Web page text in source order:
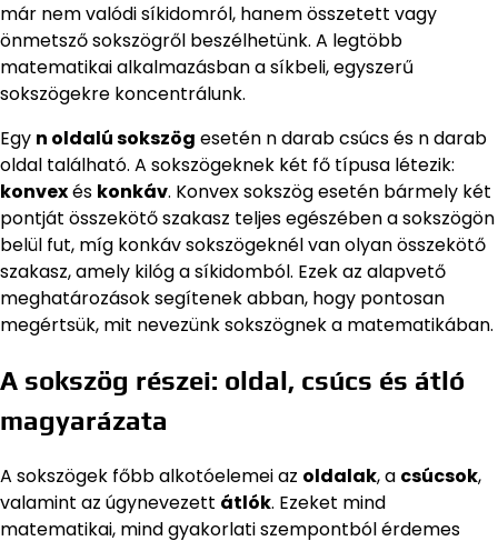
már nem valódi síkidomról, hanem összetett vagy
önmetsző sokszögről beszélhetünk. A legtöbb
matematikai alkalmazásban a síkbeli, egyszerű
sokszögekre koncentrálunk.
Egy n oldalú sokszög esetén n darab csúcs és n darab
oldal található. A sokszögeknek két fő típusa létezik:
konvexés konkáv. Konvex sokszög esetén bármely két
pontját összekötő szakasz teljes egészében a sokszögön
belül fut, míg konkáv sokszögeknél van olyan összekötő
szakasz, amely kilóg a síkidomból. Ezek az alapvető
meghatározások segítenek abban, hogy pontosan
megértsük, mit nevezünk sokszögnek a matematikában.
A sokszög részei: oldal, csúcs és átló
magyarázata
A sokszögek főbb alkotóelemei az oldalak, a csúcsok,
valamint az úgynevezett átlók. Ezeket mind
matematikai, mind gyakorlati szempontból érdemes